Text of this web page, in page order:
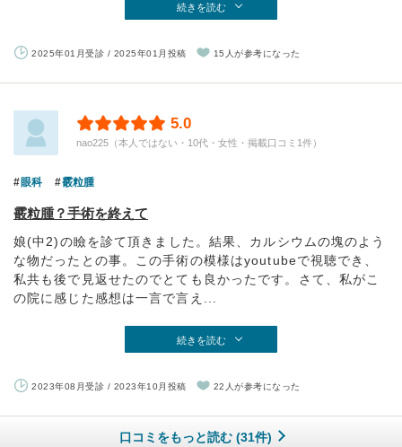
続きを読む
2025年01月受診 / 2025年01月投稿 15人が参考になった
5.0
nao225（本人ではない・10代・女性・掲載口コミ1件）
眼科 霰粒腫
霰粒腫？手術を終えて
娘(中2)の瞼を診て頂きました。結果、カルシウムの塊のよう
な物だったとの事。この手術の模様はyoutubeで視聴でき、
私共も後で見返せたのでとても良かったです。さて、私がこ
の院に感じた感想は一言で言え...
続きを読む
2023年08月受診 / 2023年10月投稿 22人が参考になった
口コミをもっと読む (31件)